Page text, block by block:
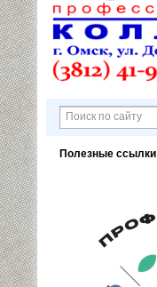
Полезные ссылки